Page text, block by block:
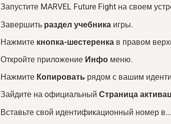
Запустите MARVEL Future Fight на своем
Завершить раздел учебника игры.
Нажмите кнопка-шестеренка в правом
Откройте приложение Инфо меню.
Нажмите Копировать рядом с вашим
Зайдите на официальный Страница
Вставьте свой идентификационный номер